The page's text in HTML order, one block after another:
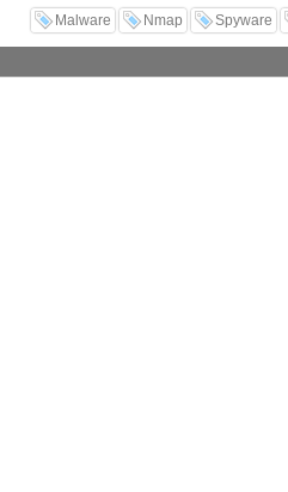
Malware Nmap Spyware